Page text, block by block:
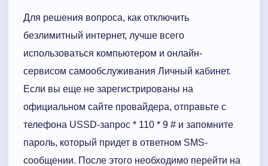
Для решения вопроса, как отключить
безлимитный интернет, лучше всего
использоваться компьютером и онлайн-
сервисом самообслуживания Личный кабинет.
Если вы еще не зарегистрированы на
официальном сайте провайдера, отправьте с
телефона USSD-запрос * 110 * 9 # и запомните
пароль, который придет в ответном SMS-
сообщении. После этого необходимо перейти на